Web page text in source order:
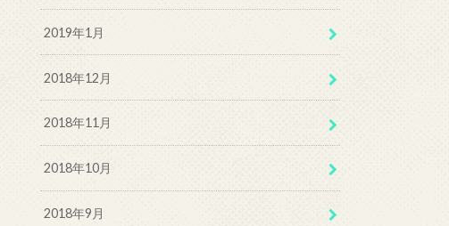
2019年1月
2018年12月
2018年11月
2018年10月
2018年9月